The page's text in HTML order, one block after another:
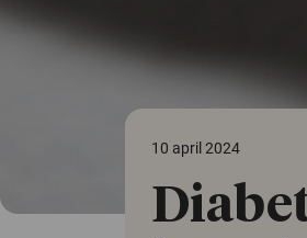
10 april 2024